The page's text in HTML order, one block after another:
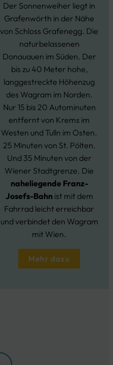
Der Sonnenweiher liegt in
Grafenwörth in der Nähe
von Schloss Grafenegg. Die
naturbelassenen
Donauauen im Süden. Der
bis zu 40 Meter hohe,
langgestreckte Höhenzug
des Wagram im Norden.
Nur 15 bis 20 Autominuten
entfernt von Krems im
Westen und Tulln im Osten.
25 Minuten von St. Pölten.
Und 35 Minuten von der
Wiener Stadtgrenze. Die
naheliegende Franz-
Josefs-Bahn ist mit dem
Fahrrad leicht erreichbar
und verbindet den Wagram
mit Wien.
Mehr dazu